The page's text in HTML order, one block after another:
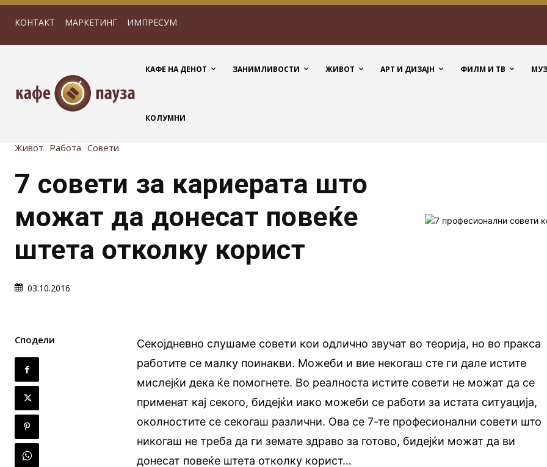
КОНТАКТ МАРКЕТИНГ ИМПРЕСУМ
КАФЕ НА ДЕНОТ ЗАНИМЛИВОСТИ ЖИВОТ АРТ И ДИЗАЈН ФИЛМ И ТВ
КОЛУМНИ
Живот Работа Совети
7 совети за кариерата што
можат да донесат повеќе
штета отколку корист
03.10.2016
Сподели
Секојдневно слушаме совети кои одлично звучат во теорија, но во пракса
работите се малку поинакви. Можеби и вие некогаш сте ги дале истите
мислејќи дека ќе помогнете. Во реалноста истите совети не можат да се
применат кај секого, бидејќи иако можеби се работи за истата ситуација,
околностите се секогаш различни. Ова се 7-те професионални совети што
никогаш не треба да ги земате здраво за готово, бидејќи можат да ви
донесат повеќе штета отколку корист…